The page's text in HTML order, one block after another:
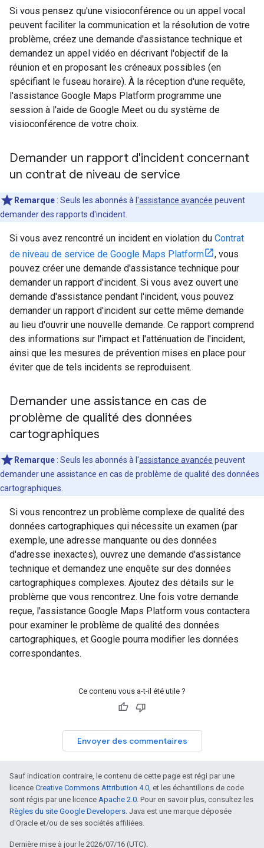
Si vous pensez qu'une visioconférence ou un appel vocal
peuvent faciliter la communication et la résolution de votre
problème, créez une demande d'assistance technique et
demandez un appel vidéo en décrivant l'objectif de la
réunion et en proposant les créneaux possibles (en
spécifiant le fuseau horaire). À la réception d'une requête,
l'assistance Google Maps Platform programme une
session à l'aide de Google Meet ou du système de
visioconférence de votre choix.
Demander un rapport d'incident concernant
un contrat de niveau de service
Remarque : Seuls les abonnés à l'assistance avancée peuvent
demander des rapports d'incident.
Si vous avez rencontré un incident en violation du Contrat
de niveau de service de Google Maps Platform
, vous
pouvez créer une demande d'assistance technique pour
demander un rapport d'incident. Si vous avez ouvert une
demande d'assistance pendant l'incident, vous pouvez
demander un rapport d'incident sur cette même demande
au lieu d'ouvrir une nouvelle demande. Ce rapport comprend
des informations sur l'impact et l'atténuation de l'incident,
ainsi que les mesures de prévention mises en place pour
éviter que de tels incidents se reproduisent.
Demander une assistance en cas de
problème de qualité des données
cartographiques
Remarque : Seuls les abonnés à l'assistance avancée peuvent
demander une assistance en cas de problème de qualité des données
cartographiques.
Si vous rencontrez un problème complexe de qualité des
données cartographiques qui nécessite un examen (par
exemple, une adresse manquante ou des données
d'adresse inexactes), ouvrez une demande d'assistance
technique et demandez une enquête sur des données
cartographiques complexes. Ajoutez des détails sur le
problème que vous rencontrez. Une fois votre demande
reçue, l'assistance Google Maps Platform vous contactera
pour examiner le problème de qualité des données
cartographiques, et Google pourra modifier les données
correspondantes.
Ce contenu vous a-t-il été utile ?
Envoyer des commentaires
Sauf indication contraire, le contenu de cette page est régi par une
licence Creative Commons Attribution 4.0 , et les échantillons de code
sont régis par une licence Apache 2.0 . Pour en savoir plus, consultez les
Règles du site Google Developers . Java est une marque déposée
d'Oracle et/ou de ses sociétés affiliées.
Dernière mise à jour le 2026/07/16 (UTC).